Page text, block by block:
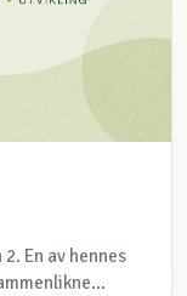
En av hennes